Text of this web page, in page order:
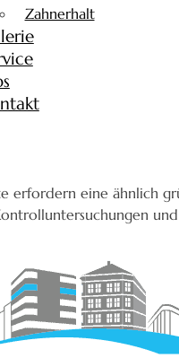
Zahnerhalt
erfordern eine ähnlich